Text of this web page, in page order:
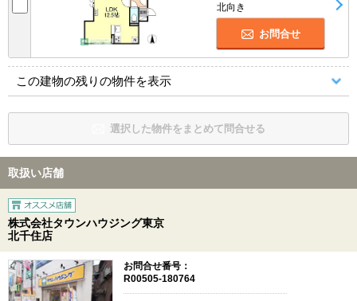
北向き
お問合せ
この建物の残りの物件を表示
選択した物件をまとめて問合せる
取扱い店舗
株式会社タウンハウジング東京
北千住店
お問合せ番号：
R00505-180764